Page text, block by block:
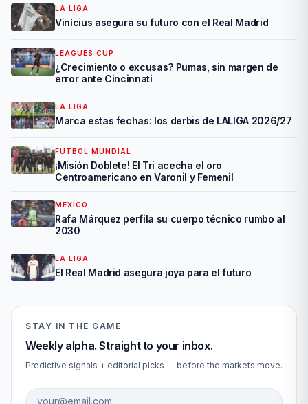
LA LIGA
Vinícius asegura su futuro con el Real Madrid
LEAGUES CUP
¿Crecimiento o excusas? Pumas, sin margen de
error ante Cincinnati
LA LIGA
Marca estas fechas: los derbis de LALIGA 2026/27
FUTBOL MUNDIAL
¡Misión Doblete! El Tri acecha el oro
Centroamericano en Varonil y Femenil
MÉXICO
Rafa Márquez perfila su cuerpo técnico rumbo al
2030
LA LIGA
El Real Madrid asegura joya para el futuro
STAY IN THE GAME
Weekly alpha. Straight to your inbox.
Predictive signals + editorial picks — before the markets move.
Email address